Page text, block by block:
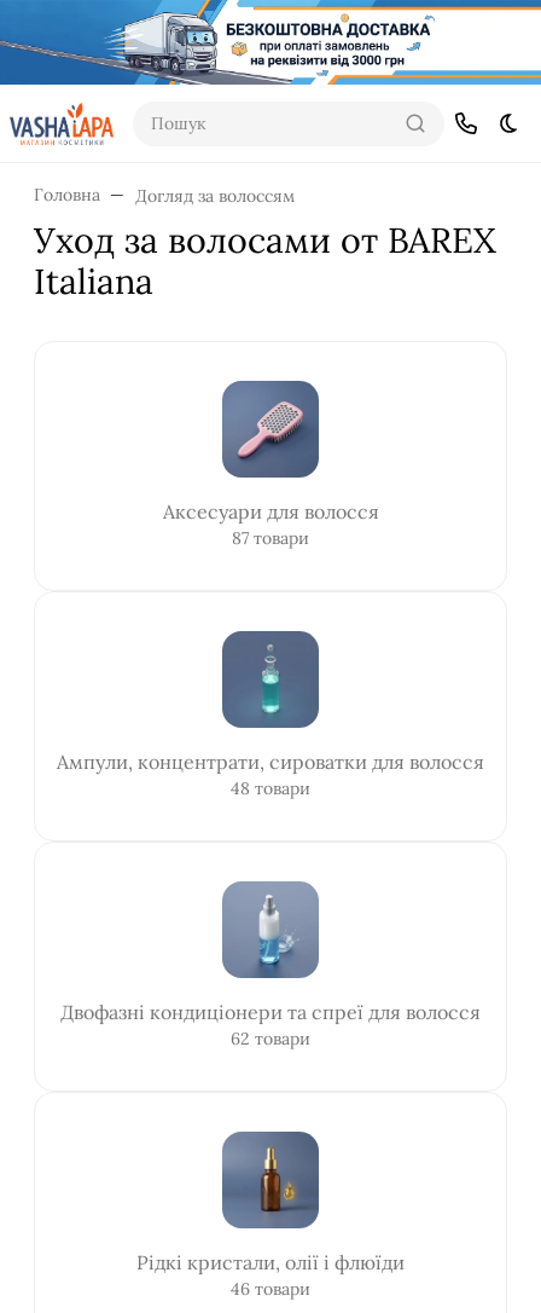
Пошук
Головна Догляд за волоссям
Уход за волосами от BAREX
Italiana
Аксесуари для волосся
87 товари
Ампули, концентрати, сироватки для волосся
48 товари
Двофазні кондиціонери та спреї для волосся
62 товари
Рідкі кристали, олії і флюїди
46 товари